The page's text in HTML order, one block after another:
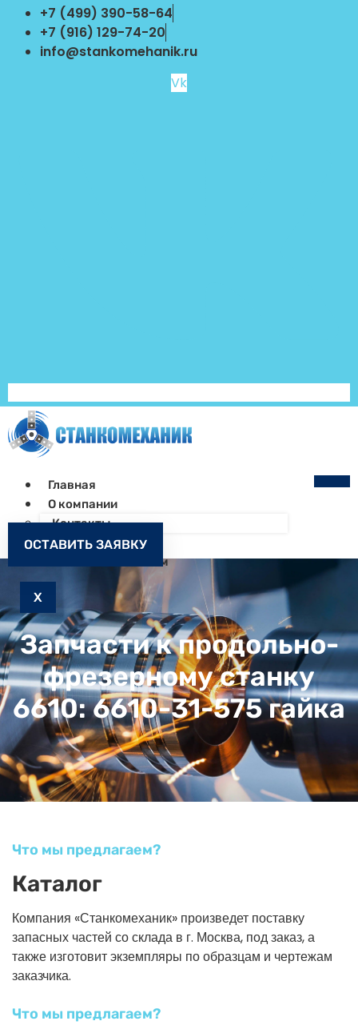
Перейти
содержимому
+7 (499) 390-58-64
+7 (916) 129-74-20
info@stankomehanik.ru
Vk
Главная
О компании
Контакты
Как заказать
Запчасти к станкам
X
ОСТАВИТЬ ЗАЯВКУ
Запчасти к продольно-
фрезерному станку
6610: 6610-31-575 гайка
Что мы предлагаем?
Каталог
Компания «Станкомеханик» произведет поставку
запасных частей со склада в г. Москва, под заказ, а
также изготовит экземпляры по образцам и чертежам
заказчика.
Что мы предлагаем?